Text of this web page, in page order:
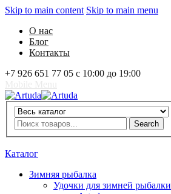
Skip to main content Skip to main menu
О нас
Блог
Контакты
+7 926 651 77 05 с 10:00 до 19:00
Artuda
Search
Search
Каталог
Зимняя рыбалка
Удочки для зимней рыбалки